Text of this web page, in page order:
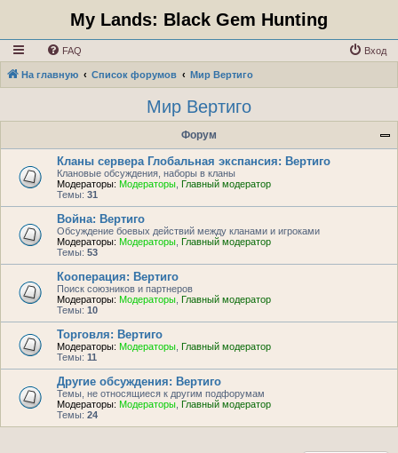
My Lands: Black Gem Hunting
FAQ Вход
На главную Список форумов Мир Вертиго
Мир Вертиго
Форум
Кланы сервера Глобальная экспансия: Вертиго
Клановые обсуждения, наборы в кланы
Модераторы: Модераторы Главный модератор
Темы: 31
Война: Вертиго
Обсуждение боевых действий между кланами и игроками
Модераторы: Модераторы Главный модератор
Темы: 53
Кооперация: Вертиго
Поиск союзников и партнеров
Модераторы: Модераторы Главный модератор
Темы: 10
Торговля: Вертиго
Модераторы: Модераторы Главный модератор
Темы: 11
Другие обсуждения: Вертиго
Темы, не относящиеся к другим подфорумам
Модераторы: Модераторы Главный модератор
Темы: 24